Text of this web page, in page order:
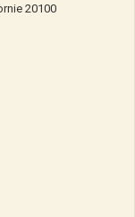
20100